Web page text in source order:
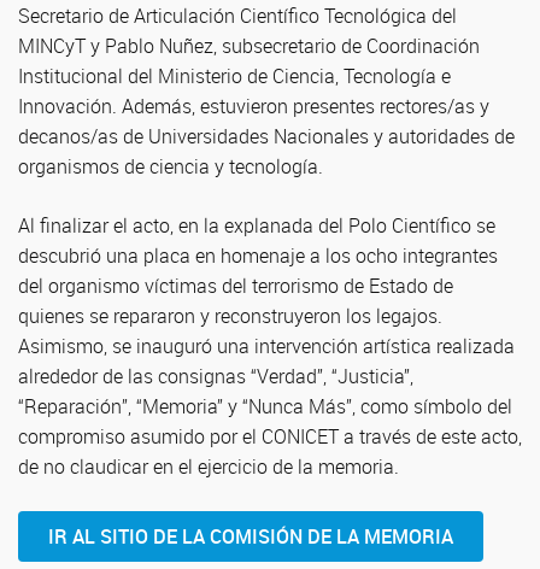
Secretario de Articulación Científico Tecnológica del
MINCyT y Pablo Nuñez, subsecretario de Coordinación
Institucional del Ministerio de Ciencia, Tecnología e
Innovación. Además, estuvieron presentes rectores/as y
decanos/as de Universidades Nacionales y autoridades de
organismos de ciencia y tecnología.
Al finalizar el acto, en la explanada del Polo Científico se
descubrió una placa en homenaje a los ocho integrantes
del organismo víctimas del terrorismo de Estado de
quienes se repararon y reconstruyeron los legajos.
Asimismo, se inauguró una intervención artística realizada
alrededor de las consignas “Verdad”, “Justicia”,
“Reparación”, “Memoria” y “Nunca Más”, como símbolo del
compromiso asumido por el CONICET a través de este acto,
de no claudicar en el ejercicio de la memoria.
IR AL SITIO DE LA COMISIÓN DE LA MEMORIA